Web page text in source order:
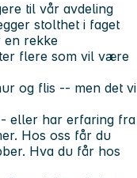
til vår avdeling
stolthet i faget
en rekke
flere som vil være
og flis -- men det vi
eller har erfaring fra
Hos oss får du
Hva du får hos